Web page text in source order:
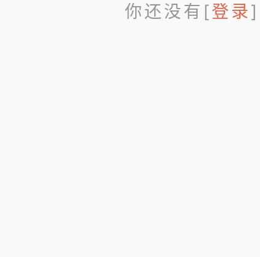
你还没有[登录]